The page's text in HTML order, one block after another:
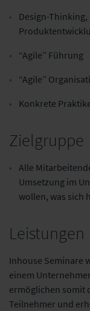
Design-Thinking,
“Agile” Führung
“Agile”
Konkrete
Zielgruppe
Alle
Umsetzung im
wollen, was sich
Leistungen
Inhouse Seminare
einem
ermöglichen somit
Teilnehmer und